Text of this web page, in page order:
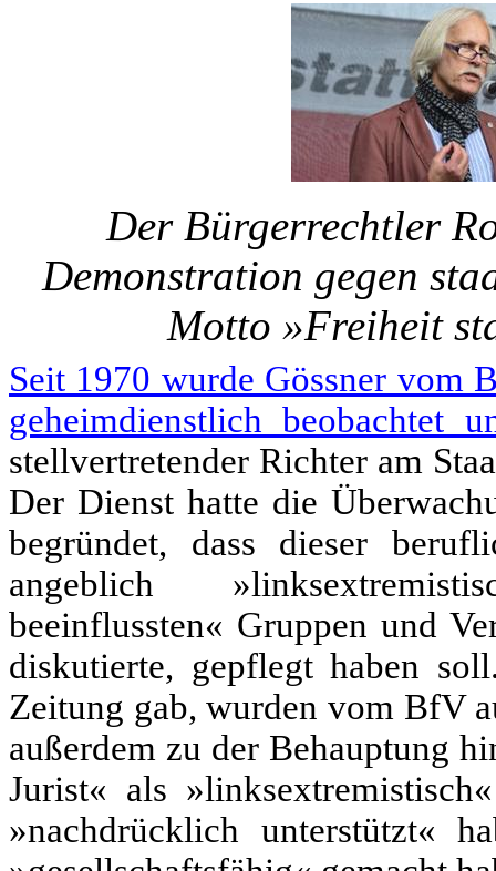
Der Bürgerrechtler
Demonstration gegen
Motto »Freiheit
Seit 1970 wurde Gössner vom
geheimdienstlich beobachtet
stellvertretender Richter am
Der Dienst hatte die
begründet, dass dieser
angeblich
beeinflussten« Gruppen und
diskutierte, gepflegt haben
Zeitung gab, wurden vom BfV
außerdem zu der Behauptung
Jurist« als
»nachdrücklich unterstützt«